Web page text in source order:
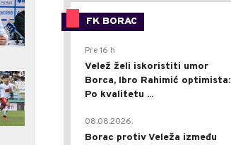
0
FK BORAC
Pre 16 h
Velež želi iskoristiti umor
Borca, Ibro Rahimić optimista:
Po kvalitetu ...
08.08.2026.
Borac protiv Veleža između